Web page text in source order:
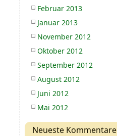
Februar 2013
Januar 2013
November 2012
Oktober 2012
September 2012
August 2012
Juni 2012
Mai 2012
Neueste Kommentare